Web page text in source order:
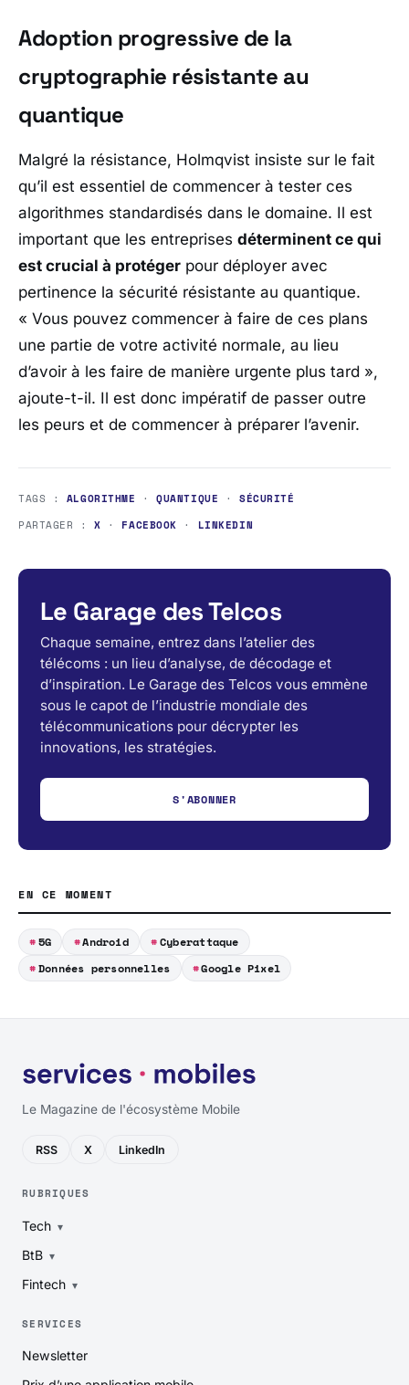
Adoption progressive de la
cryptographie résistante au
quantique
Malgré la résistance, Holmqvist insiste sur le fait
qu’il est essentiel de commencer à tester ces
algorithmes standardisés dans le domaine. Il est
important que les entreprises déterminent ce qui
est crucial à protéger pour déployer avec
pertinence la sécurité résistante au quantique.
« Vous pouvez commencer à faire de ces plans
une partie de votre activité normale, au lieu
d’avoir à les faire de manière urgente plus tard »,
ajoute-t-il. Il est donc impératif de passer outre
les peurs et de commencer à préparer l’avenir.
TAGS : ALGORITHME ·QUANTIQUE · SÉCURITÉ
PARTAGER :X · FACEBOOK · LINKEDIN
Le Garage des Telcos
Chaque semaine, entrez dans l’atelier des
télécoms : un lieu d’analyse, de décodage et
d’inspiration. Le Garage des Telcos vous emmène
sous le capot de l’industrie mondiale des
télécommunications pour décrypter les
innovations, les stratégies.
S'ABONNER
EN CE MOMENT
5G Android
Cyberattaque
Données personnelles
Google Pixel
Le Magazine de l'écosystème Mobile
RSS X LinkedIn
RUBRIQUES
Tech
BtB
Fintech
SERVICES
Newsletter